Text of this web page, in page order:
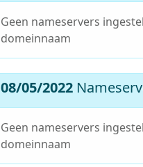
Geen nameservers
domeinnaam
08/05/2022
Geen nameservers
domeinnaam